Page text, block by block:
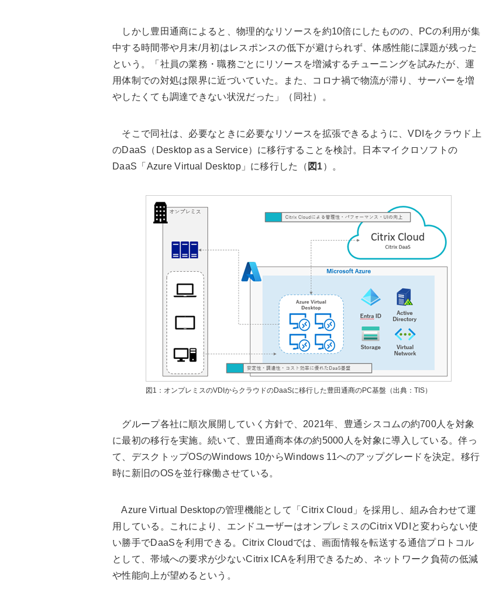
しかし豊田通商によると、物理的なリソースを約10倍にしたものの、PCの利用が集
中する時間帯や月末/月初はレスポンスの低下が避けられず、体感性能に課題が残った
という。「社員の業務・職務ごとにリソースを増減するチューニングを試みたが、運
用体制での対処は限界に近づいていた。また、コロナ禍で物流が滞り、サーバーを増
やしたくても調達できない状況だった」（同社）。
そこで同社は、必要なときに必要なリソースを拡張できるように、VDIをクラウド上
のDaaS（Desktop as a Service）に移行することを検討。日本マイクロソフトの
DaaS「Azure Virtual Desktop」に移行した（ 図1）。
図1：オンプレミスのVDIからクラウドのDaaSに移行した豊田通商のPC基盤（出典：TIS）
グループ各社に順次展開していく方針で、2021年、豊通シスコムの約700人を対象
に最初の移行を実施。続いて、豊田通商本体の約5000人を対象に導入している。伴っ
て、デスクトップOSのWindows 10からWindows 11へのアップグレードを決定。移行
時に新旧のOSを並行稼働させている。
Azure Virtual Desktopの管理機能として「Citrix Cloud」を採用し、組み合わせて運
用している。これにより、エンドユーザーはオンプレミスのCitrix VDIと変わらない使
い勝手でDaaSを利用できる。Citrix Cloudでは、画面情報を転送する通信プロトコル
として、帯域への要求が少ないCitrix ICAを利用できるため、ネットワーク負荷の低減
や性能向上が望めるという。